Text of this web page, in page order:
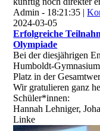
Admin - 18:21:35 |
2024-03-05
Erfolgreiche
Olympiade
Bei der diesjährigen
Humboldt-
Platz in der
Wir gratulieren ganz
Schüler*innen:
Hannah Lehniger,
Linke